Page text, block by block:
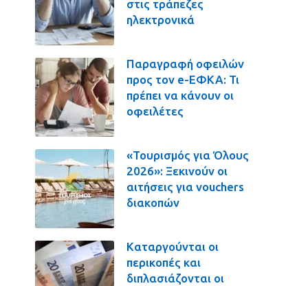
στις τράπεζες
ηλεκτρονικά
Παραγραφή οφειλών
προς τον e-ΕΦΚΑ: Τι
πρέπει να κάνουν οι
οφειλέτες
«Τουρισμός για Όλους
2026»: Ξεκινούν οι
αιτήσεις για vouchers
διακοπών
Καταργούνται οι
περικοπές και
διπλασιάζονται οι